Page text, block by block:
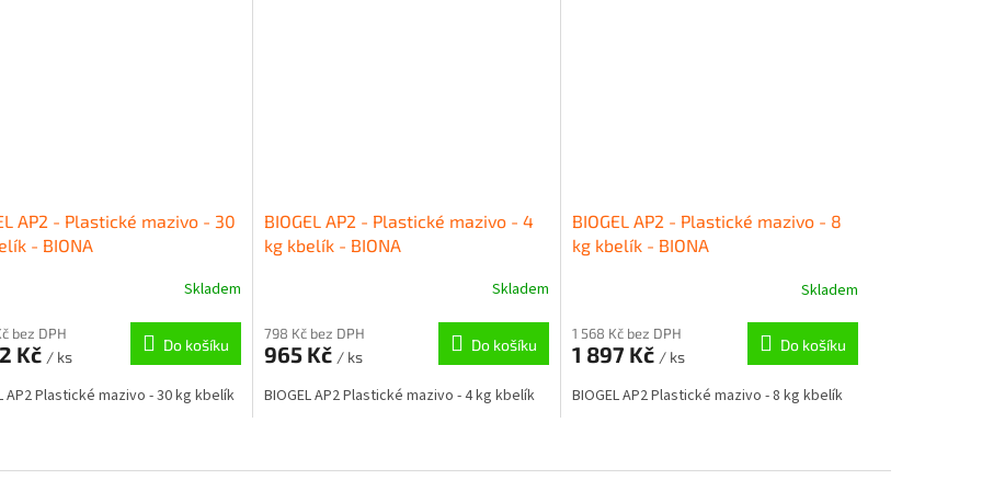
AP2 - Plastické mazivo - 30
- BIONA
Skladem
bez DPH
Kč / ks
Do košíku
AP2 Plastické mazivo - 30 kg kbelík
BIOGEL AP2 - Plastické mazivo - 4
kg kbelík - BIONA
Skladem
798 Kč bez DPH
965 Kč / ks
Do košíku
BIOGEL AP2 Plastické mazivo - 4 kg kbelík
BIOGEL AP2 - Plastické mazivo - 8
kg kbelík - BIONA
Skladem
1 568 Kč bez DPH
1 897 Kč / ks
Do košíku
BIOGEL AP2 Plastické mazivo - 8 kg kbelík
v